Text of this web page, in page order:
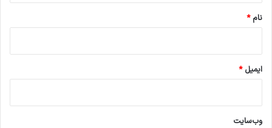
نام*
ایمیل*
وب‌سایت